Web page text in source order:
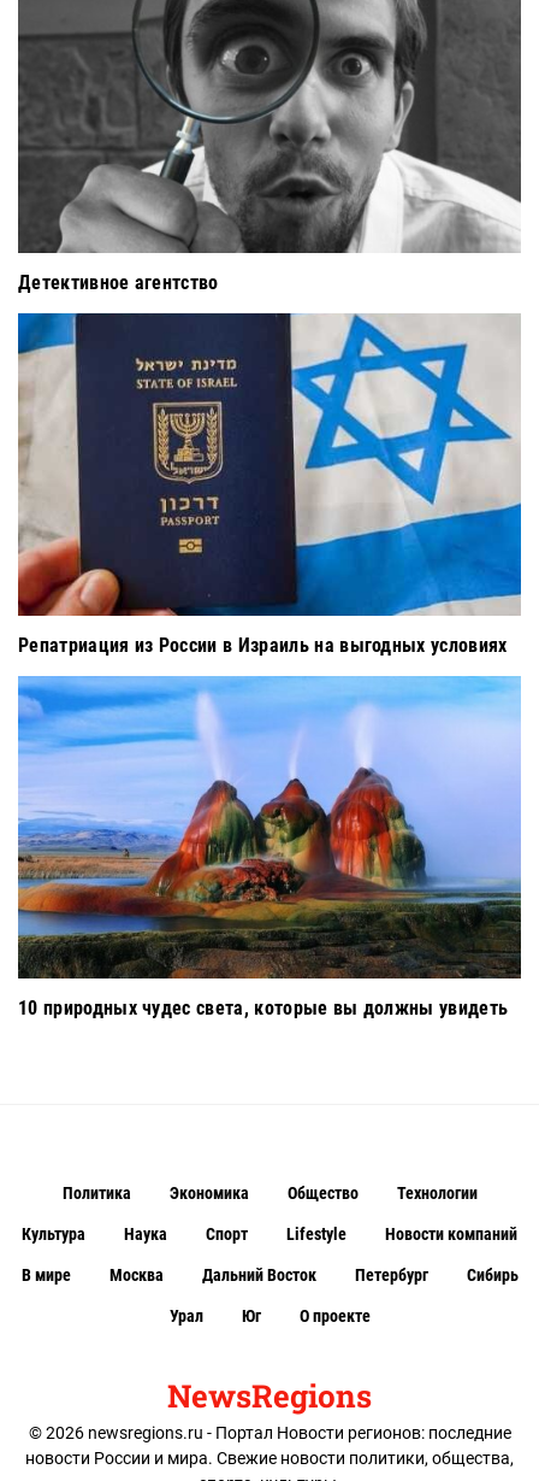
Детективное агентство
Репатриация из России в Израиль на выгодных условиях
10 природных чудес света, которые вы должны увидеть
NewsRegions
© 2026 newsregions.ru - Портал Новости регионов: последние
новости России и мира. Свежие новости политики, общества,
Политика Экономика Общество Технологии
Культура Наука Спорт Lifestyle Новости компаний
В мире Москва Дальний Восток Петербург Сибирь
Урал Юг О проекте